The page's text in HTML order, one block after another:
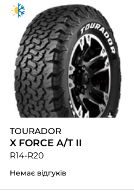
TOURADOR
X FORCE A/T II
R14-R20
Немає відгуків